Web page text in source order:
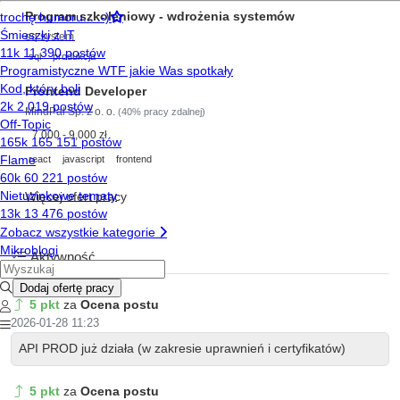
Program szkoleniowy - wdrożenia systemów
eq system
sql produkcja
Frontend Developer
MindPal Sp. z o. o. (40% pracy zdalnej)
7,000 - 9,000 zł
react javascript frontend
Więcej ofert pracy
Aktywność
5 pkt za Ocena postu
2026-01-28 11:23
API PROD już działa (w zakresie uprawnień i certyfikatów)
5 pkt za Ocena postu